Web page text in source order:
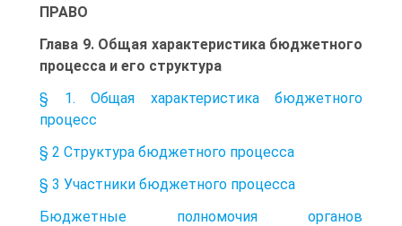
ПРАВО
Глава 9. Общая характеристика бюджетного
процесса и его структура
§ 1. Общая характеристика бюджетного
процесс
§ 2 Структура бюджетного процесса
§ 3 Участники бюджетного процесса
Бюджетные полномочия органов